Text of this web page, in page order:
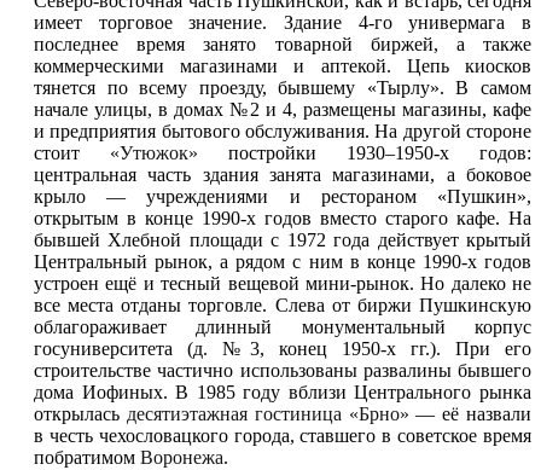
имеет торговое значение. Здание 4-го универмага в
последнее время занято товарной биржей, а также
коммерческими магазинами и аптекой. Цепь киосков
тянется по всему проезду, бывшему «Тырлу». В самом
начале улицы, в домах №2 и 4, размещены магазины, кафе
и предприятия бытового обслуживания. На другой стороне
стоит «Утюжок» постройки 1930–1950-х годов:
центральная часть здания занята магазинами, а боковое
крыло — учреждениями и рестораном «Пушкин»,
открытым в конце 1990-х годов вместо старого кафе. На
бывшей Хлебной площади с 1972 года действует крытый
Центральный рынок, а рядом с ним в конце 1990-х годов
устроен ещё и тесный вещевой мини-рынок. Но далеко не
все места отданы торговле. Слева от биржи Пушкинскую
облагораживает длинный монументальный корпус
госуниверситета (д. №3, конец 1950-х гг.). При его
строительстве частично использованы развалины бывшего
дома Иофиных. В 1985 году вблизи Центрального рынка
открылась десятиэтажная гостиница «Брно» — её назвали
в честь чехословацкого города, ставшего в советское время
побратимом Воронежа.